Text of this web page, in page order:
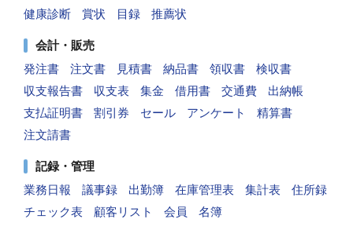
健康診断
賞状 目録 推薦状
会計・販売
発注書
注文書 見積書 納品書 領収書
検収書
収支報告書
収支表 集金 借用書 交通費
出納帳
支払証明書
割引券 セール アンケート
精算書
注文請書
記録・管理
業務日報
議事録 出勤簿 在庫管理表 集計表
住所録
チェック表
顧客リスト 会員 名簿